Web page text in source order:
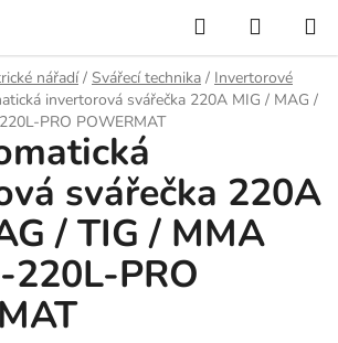
Hledat
KOŠÍK
nářadí / Svářecí technika / Invertorové
invertorová svářečka 220A MIG / MAG /
PRO POWERMAT
svářečka 220A
/ TIG / MMA
220L-PRO